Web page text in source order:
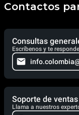
Contactos
Consultas
Escríbenos y te
Soporte de ventas
Llama a nuestros